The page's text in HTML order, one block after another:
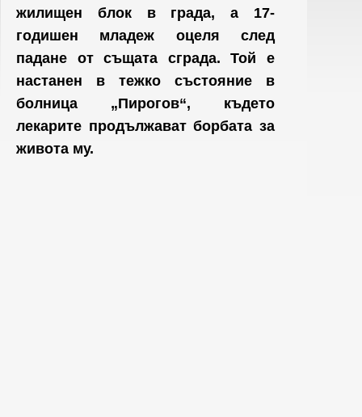
жилищен блок в града, а 17-
годишен младеж оцеля след
падане от същата сграда. Той е
настанен в тежко състояние в
болница „Пирогов“, където
лекарите продължават борбата за
живота му.